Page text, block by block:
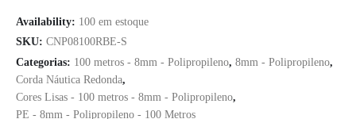
Availability: 100 em estoque
SKU: CNP08100RBE-S
Categorias: 100 metros - 8mm - Polipropileno, 8mm - Polipropileno,
Corda Náutica Redonda,
Cores Lisas - 100 metros - 8mm - Polipropileno,
PE - 8mm - Polipropileno - 100 Metros